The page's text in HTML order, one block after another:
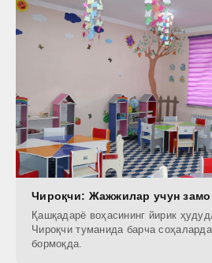
Чироқчи: Жажжилар учун
Қашқадарё воҳасининг йирик
Чироқчи туманида барча
бормоқда.